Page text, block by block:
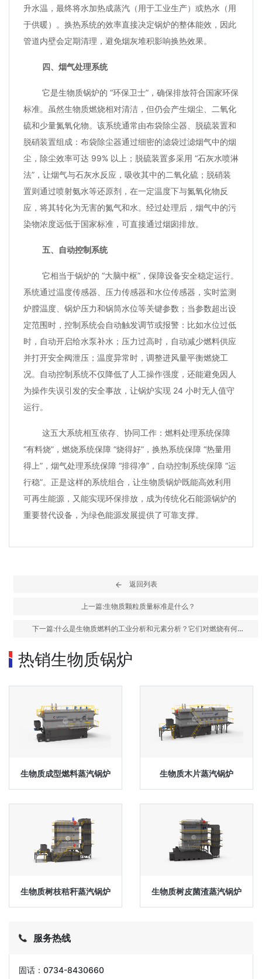
升水温，最终将水加热成蒸汽（用于工业生产）或热水（用
于供暖）。换热系统的效率直接决定锅炉的整体能效，因此
管道内壁会定期清理，避免烟灰堆积影响换热效果。
四、烟气处理系统
它是生物质锅炉的 “环保卫士”，确保排放符合国家环保
标准。虽然生物质燃烧相对清洁，但仍会产生烟尘、二氧化
硫和少量氮氧化物。该系统通常由布袋除尘器、脱硫装置和
脱硝装置组成：布袋除尘器通过细密的滤袋过滤烟气中的烟
尘，除尘效率可达 99% 以上；脱硫装置多采用 “石灰水喷淋
法”，让烟气与石灰水反应，吸收其中的二氧化硫；脱硝装
置则通过喷射氨水等还原剂，在一定温度下与氮氧化物反
应，将其转化为无害的氮气和水。经过处理后，烟气中的污
染物浓度远低于国家标准，可直接通过烟囱排放。
五、自动控制系统
它相当于锅炉的 “大脑中枢”，保障设备安全稳定运行。
系统通过温度传感器、压力传感器和水位传感器，实时监测
炉膛温度、锅炉压力和锅筒水位等关键参数；当参数超出设
定范围时，控制系统会自动触发调节或报警：比如水位过低
时，自动开启给水泵补水；压力过高时，自动减少燃料供应
并打开安全阀泄压；温度异常时，调整进风量平衡燃烧工
况。自动控制系统不仅降低了人工操作强度，还能避免因人
为操作失误引发的安全事故，让锅炉实现 24 小时无人值守
运行。
这五大系统相互依存、协同工作：燃料处理系统保障
“有料烧”，燃烧系统保障 “烧得好”，换热系统保障 “热量用
得上”，烟气处理系统保障 “排得净”，自动控制系统保障 “运
行稳”。正是这样的系统组合，让生物质锅炉既能高效利用
可再生能源，又能实现环保排放，成为传统化石能源锅炉的
重要替代设备，为绿色能源发展提供了可靠支撑。
返回列表
上一篇:生物质颗粒质量标准是什么？
下一篇:什么是生物质燃料的工业分析和元素分析？它们对燃烧有何影
热销生物质锅炉
生物质成型燃料蒸汽锅炉 生物质木片蒸汽锅炉
生物质树枝秸秆蒸汽锅炉 生物质树皮菌渣蒸汽锅炉
服务热线
固话：0734-8430660